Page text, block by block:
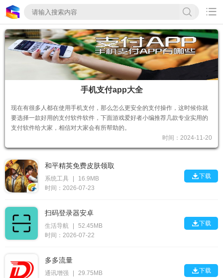

手机支付app大全
现在有很多人都在使用手机支付，那么怎么更安全的支付操作，这时候你就
要选择一款好用的支付软件软件，下面游戏爱好者小编推荐几款专业实用的
支付软件给大家，相信对大家会有所帮助的。
时间：2024-11-20
和平精英免费皮肤领取
系统工具
16.9MB
时间：2026-07-23
下载
扫码登录器安卓
生活导航
52.45MB
时间：2026-07-22
下载
多多流量
通讯增强
29.75MB
下载